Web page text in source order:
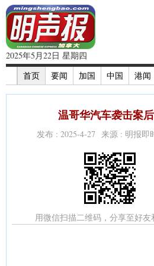
2025年5月22日 星期四
首页
要闻 加国 中国 港闻
温哥华汽车袭击案
发布 : 2025-4-27 来源 : 明报即
用微信扫描二维码，分享至好友